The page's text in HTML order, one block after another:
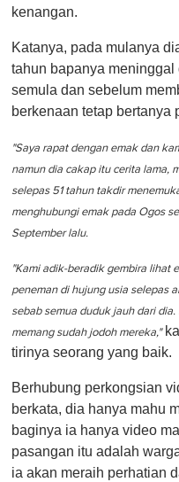
kenangan.
Katanya, pada mulanya
tahun bapanya
semula dan sebelum
berkenaan tetap bertanya
"Saya rapat dengan emak dan
namun dia cakap itu cerita lama,
selepas 51 tahun takdir
menghubungi emak pada Ogos
September lalu.
"Kami adik-beradik gembira lihat
peneman di hujung usia selepas
sebab semua duduk jauh dari
memang sudah jodoh mereka,"
tirinya seorang yang baik.
Berhubung perkongsian
berkata, dia hanya mahu
baginya ia hanya video
pasangan itu adalah
ia akan meraih perhatian